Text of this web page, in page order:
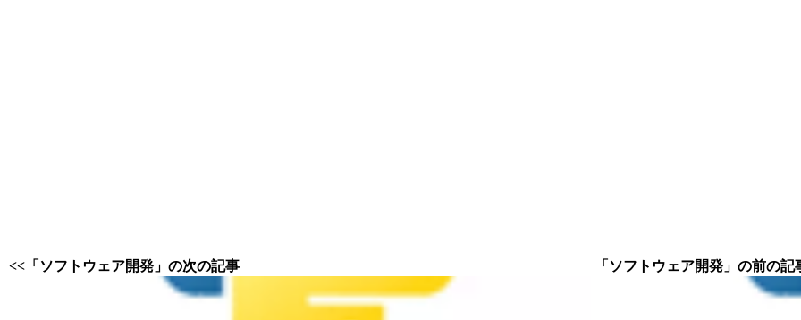
<<「ソフトウェア開発」の次の記事 「ソフトウェア開発」の前の記